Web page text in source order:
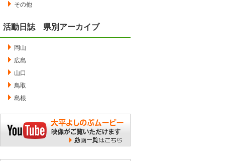
その他
活動日誌 県別アーカイブ
岡山
広島
山口
鳥取
島根